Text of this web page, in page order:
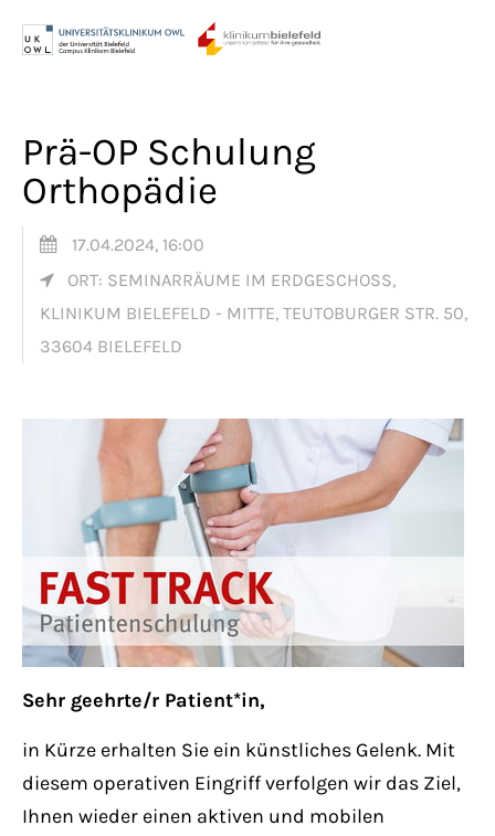
Support
Lorem ipsum dolor sit amet:
24h/ 365days
We offer support for our customers
Get in touch
Prä-OP Schulung
Orthopädie
17.04.2024, 16:00
ORT: SEMINARRÄUME IM ERDGESCHOSS,
KLINIKUM BIELEFELD - MITTE, TEUTOBURGER STR. 50,
33604 BIELEFELD
Sehr geehrte/r Patient*in,
in Kürze erhalten Sie ein künstliches Gelenk. Mit
diesem operativen Eingriff verfolgen wir das Ziel,
Ihnen wieder einen aktiven und mobilen